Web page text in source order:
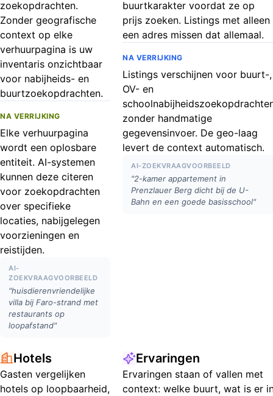
zoekopdrachten.
Zonder geografische
context op elke
verhuurpagina is uw
inventaris onzichtbaar
voor nabijheids- en
buurtzoekopdrachten.
NA VERRIJKING
Elke verhuurpagina
wordt een oplosbare
entiteit. AI-systemen
kunnen deze citeren
voor zoekopdrachten
over specifieke
locaties, nabijgelegen
voorzieningen en
reistijden.
AI-
ZOEKVRAAGVOORBEELD
"huisdierenvriendelijke
villa bij Faro-strand met
restaurants op
loopafstand"
buurtkarakter voordat ze op
prijs zoeken. Listings met alleen
een adres missen dat allemaal.
NA VERRIJKING
Listings verschijnen voor buurt-,
OV- en
zonder handmatige
gegevensinvoer. De geo-laag
levert de context automatisch.
AI-ZOEKVRAAGVOORBEELD
"2-kamer appartement in
Prenzlauer Berg dicht bij de U-
Bahn en een goede basisschool"
Hotels
Gasten vergelijken
hotels op loopbaarheid,
Ervaringen
Ervaringen staan of vallen met
context: welke buurt, wat is er